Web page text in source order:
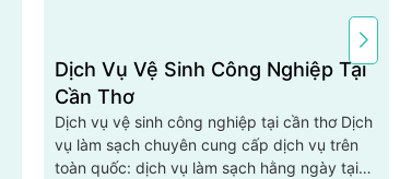
Dịch Vụ Vệ Sinh Công Nghiệp Tại
Cần Thơ
Dịch vụ vệ sinh công nghiệp tại cần thơ Dịch
vụ làm sạch chuyên cung cấp dịch vụ trên
toàn quốc: dịch vụ làm sạch hằng ngày tại